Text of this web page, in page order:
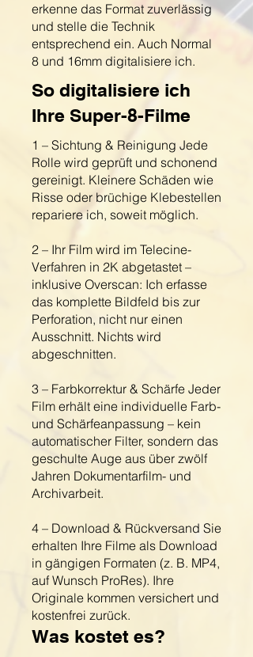
erkenne das Format zuverlässig
und stelle die Technik
entsprechend ein. Auch Normal
8 und 16mm digitalisiere ich.
So digitalisiere ich
Ihre Super-8-Filme
1 – Sichtung & Reinigung Jede
Rolle wird geprüft und schonend
gereinigt. Kleinere Schäden wie
Risse oder brüchige Klebestellen
repariere ich, soweit möglich.
2 – Ihr Film wird im Telecine-
Verfahren in 2K abgetastet –
inklusive Overscan: Ich erfasse
das komplette Bildfeld bis zur
Perforation, nicht nur einen
Ausschnitt. Nichts wird
abgeschnitten.
3 – Farbkorrektur & Schärfe Jeder
Film erhält eine individuelle Farb-
und Schärfeanpassung – kein
automatischer Filter, sondern das
geschulte Auge aus über zwölf
Jahren Dokumentarfilm- und
Archivarbeit.
4 – Download & Rückversand Sie
erhalten Ihre Filme als Download
in gängigen Formaten (z. B. MP4,
auf Wunsch ProRes). Ihre
Originale kommen versichert und
kostenfrei zurück.
Was kostet es?